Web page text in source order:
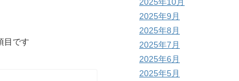
目です
2025年9月
2025年8月
2025年7月
2025年6月
2025年5月